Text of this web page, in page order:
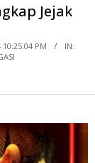
Jejak
10:25:04 PM
IN: